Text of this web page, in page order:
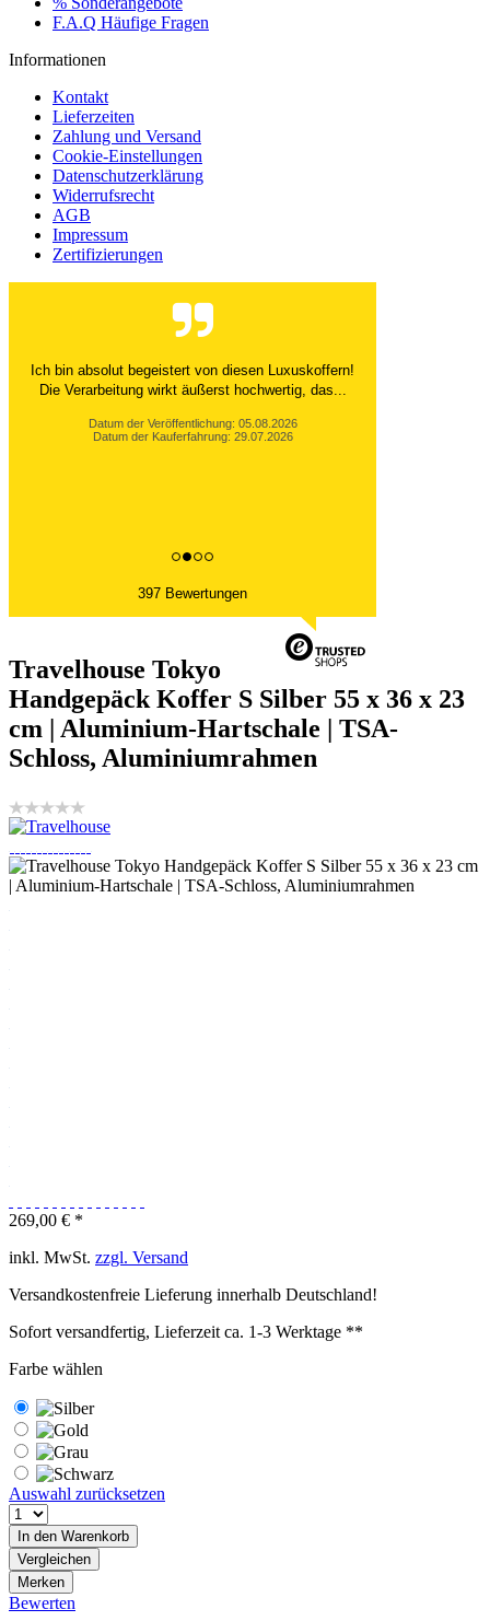
F.A.Q Häufige Fragen
Informationen
Kontakt
Lieferzeiten
Zahlung und Versand
Cookie-Einstellungen
Datenschutzerklärung
Widerrufsrecht
AGB
Impressum
Zertifizierungen
Ich bin absolut begeistert von diesen Luxuskoffern!
Die Verarbeitung wirkt äußerst hochwertig, das...
Datum der Veröffentlichung: 05.08.2026
Datum der Kauferfahrung: 29.07.2026
397 Bewertungen
Travelhouse Tokyo
Handgepäck Koffer S Silber 55 x 36 x 23
cm | Aluminium-Hartschale | TSA-
Schloss, Aluminiumrahmen
269,00 € *
inkl. MwSt. zzgl. Versand
Versandkostenfreie Lieferung innerhalb Deutschland!
Sofort versandfertig, Lieferzeit ca. 1-3 Werktage **
Farbe wählen
Auswahl zurücksetzen
In den Warenkorb
Vergleichen
Merken
Bewerten